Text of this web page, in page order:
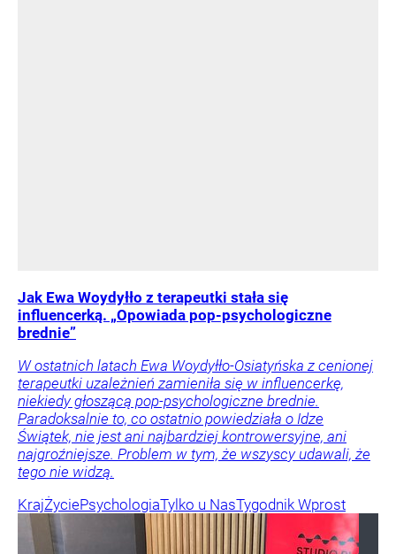
Jak Ewa Woydyłło z terapeutki stała się
influencerką. „Opowiada pop-psychologiczne
brednie”
W ostatnich latach Ewa Woydyłło-Osiatyńska z cenionej
terapeutki uzależnień zamieniła się w influencerkę,
niekiedy głoszącą pop-psychologiczne brednie.
Paradoksalnie to, co ostatnio powiedziała o Idze
Świątek, nie jest ani najbardziej kontrowersyjne, ani
najgroźniejsze. Problem w tym, że wszyscy udawali, że
tego nie widzą.
KrajŻyciePsychologiaTylko u NasTygodnik Wprost